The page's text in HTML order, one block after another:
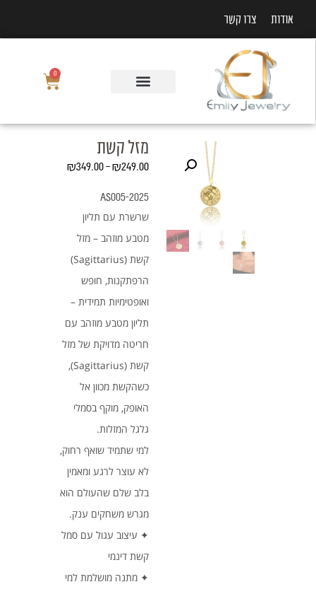
אודות צרו קשר
0
מזל קשת
₪249.00
–
₪349.00
AS005-2025
שרשרת עם תליון
מטבע מוזהב – מזל
קשת (Sagittarius)
הרפתקנות, חופש
ואופטימיות תמידית –
תליון מטבע מוזהב עם
חריטה מדויקת של מזל
קשת (Sagittarius),
כשהקשת מכוון אל
האופק, מוקף בסמלי
גלגל המזלות.
למי שתמיד שואף רחוק,
לא עוצר לרגע ומאמין
בלב שלם שהעולם הוא
מגרש משחקים ענק.
✦ עיצוב עגול עם סמל
קשת דינמי
✦ מתנה מושלמת למי